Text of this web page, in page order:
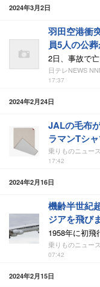
2024年3月2日
羽田空港衝
員5人の公
2日、事故で
日テレNEWS
17:37
2024年2月24日
JALの毛布
ラマンTシ
乗りものニュース
17:42
2024年2月16日
機齢半世紀
ジアを飛び
1958年に初
乗りものニュース
07:42
2024年2月15日